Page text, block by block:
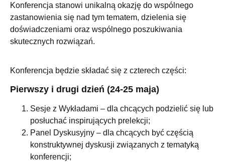
Konferencja stanowi unikalną okazję do wspólnego
zastanowienia się nad tym tematem, dzielenia się
doświadczeniami oraz wspólnego poszukiwania
skutecznych rozwiązań.
Konferencja będzie składać się z czterech części:
Pierwszy i drugi dzień (24-25 maja)
Sesje z Wykładami – dla chcących podzielić się lub
posłuchać inspirujących prelekcji;
Panel Dyskusyjny – dla chcących być częścią
konstruktywnej dyskusji związanych z tematyką
konferencji;